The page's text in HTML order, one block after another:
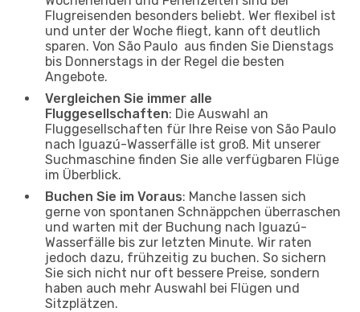
Flugreisenden besonders beliebt. Wer flexibel ist
und unter der Woche fliegt, kann oft deutlich
sparen. Von São Paulo aus finden Sie Dienstags
bis Donnerstags in der Regel die besten
Angebote.
Vergleichen Sie immer alle
Fluggesellschaften: Die Auswahl an
Fluggesellschaften für Ihre Reise von São Paulo
nach Iguazú-Wasserfälle ist groß. Mit unserer
Suchmaschine finden Sie alle verfügbaren Flüge
im Überblick.
Buchen Sie im Voraus: Manche lassen sich
gerne von spontanen Schnäppchen überraschen
und warten mit der Buchung nach Iguazú-
Wasserfälle bis zur letzten Minute. Wir raten
jedoch dazu, frühzeitig zu buchen. So sichern
Sie sich nicht nur oft bessere Preise, sondern
haben auch mehr Auswahl bei Flügen und
Sitzplätzen.